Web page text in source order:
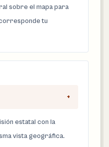
sobre el mapa para
tu
+
estatal con la
vista geográfica.